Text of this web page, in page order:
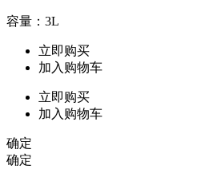
容量：3L
立即购买
加入购物车
立即购买
加入购物车
确定
确定